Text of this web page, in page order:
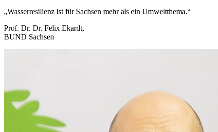
„Wasserresilienz ist für Sachsen mehr als ein Umweltthema.“
Prof. Dr. Dr. Felix Ekardt,
BUND Sachsen